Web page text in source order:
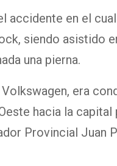
accidente en el
siendo asistido
una pierna.
era
hacia la
Provincial Juan